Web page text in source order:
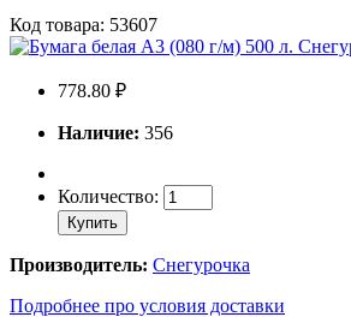
Код товара: 53607
778.80 ₽
Наличие: 356
Количество:
Купить
Производитель: Снегурочка
Подробнее про условия доставки